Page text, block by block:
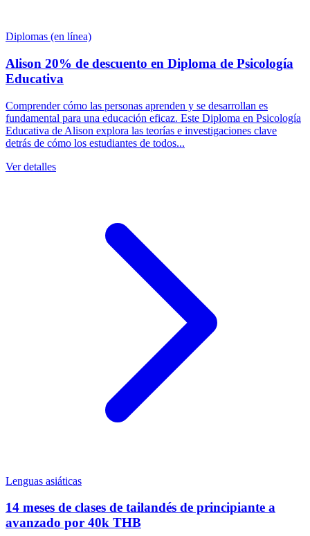
Diplomas (en línea)
Alison 20% de descuento en Diploma de Psicología
Educativa
Comprender cómo las personas aprenden y se desarrollan es
fundamental para una educación eficaz. Este Diploma en Psicología
Educativa de Alison explora las teorías e investigaciones clave
detrás de cómo los estudiantes de todos...
Ver detalles
Lenguas asiáticas
14 meses de clases de tailandés de principiante a
avanzado por 40k THB